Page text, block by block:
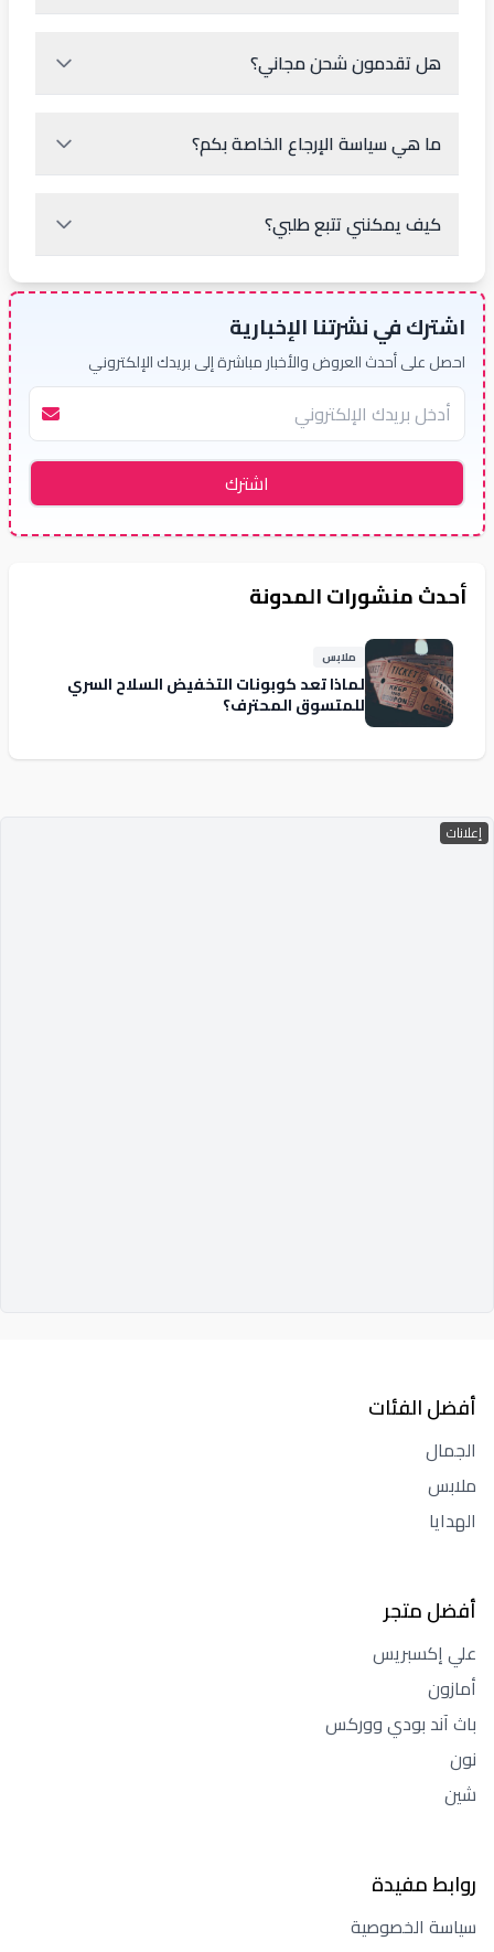
هل تقدمون شحن مجاني؟
ما هي سياسة الإرجاع الخاصة بكم؟
كيف يمكنني تتبع طلبي؟
اشترك في نشرتنا الإخبارية
احصل على أحدث العروض والأخبار مباشرة إلى بريدك الإلكتروني
اشترك
أحدث منشورات المدونة
ملابس
لماذا تعد كوبونات التخفيض السلاح السري
للمتسوق المحترف؟
إعلانات
أفضل الفئات
الجمال
ملابس
الهدايا
أفضل متجر
علي إكسبريس
أمازون
باث آند بودي ووركس
نون
شين
روابط مفيدة
سياسة الخصوصية